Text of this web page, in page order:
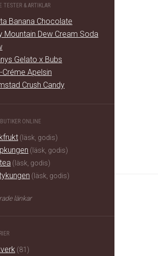
TESTER & ARTIKLAR
Banana Chocolate
Mountain Dew Cream Soda
Gelato x Bubs
Créme Apelsin
Crush Candy
ONLINE
(läsk, godis)
(läsk, godis)
(läsk, godis)
(läsk, godis)
länkar
(81)